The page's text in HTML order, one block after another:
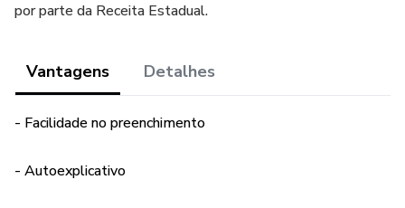
por parte da Receita Estadual.
Vantagens Detalhes
- Facilidade no preenchimento
- Autoexplicativo